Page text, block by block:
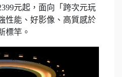
元起，面向「跨次元玩
性能、好影像、高質感於
標竿。